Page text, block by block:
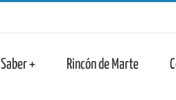
Saber + Rincón de Marte